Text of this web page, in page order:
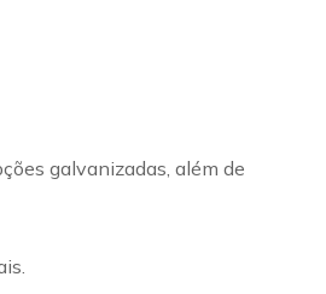
galvanizadas, além de